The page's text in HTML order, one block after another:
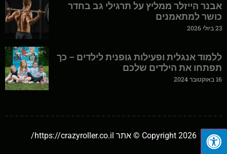
אבנר הייזלר ממליץ על תרגילי גב בחדר
כושר למתאמנים
23 ביולי 2026
ללמוד אנגלית ופעילות גופנית לילדים – כך
תפתחו את הילדים שלכם
16 באוקטובר 2024
Copyright 2026 © אתר https://crazyroller.co.il/